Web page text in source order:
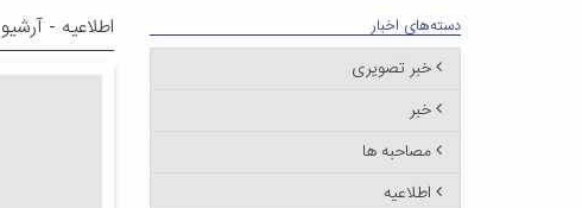
اطلاعیه - آرشیو دسته‌های اخبار
خبر تصویری
خبر
مصاحبه ها
اطلاعیه